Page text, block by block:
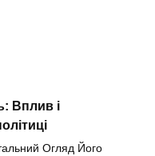
Вплив і
Огляд Його